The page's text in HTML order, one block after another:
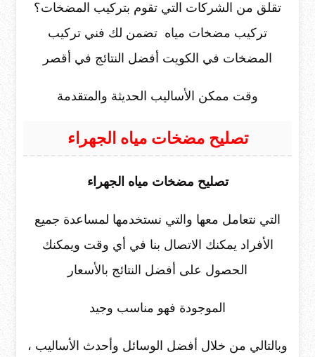
تقلق من الشركات التي تقوم بتركيب المضخات؟
تركيب مضخات مياه تضمن لك فني تركيب
المضخات في الكويت أفضل النتائج في أقصر
وقت ممكن الأساليب الحديثة والمتقدمة
تصليح مضخات مياه الجهراء
تصليح مضخات مياه الجهراء
التي نتعامل معها والتي نستخدمها لمساعدة جميع
الأفراد يمكنك الاتصال بنا في أي وقت ويمكنك
الحصول على أفضل النتائج بالأسعار
الموجودة فهو مناسب وجيد
وبالتالي من خلال أفضل الوسائل وأحدث الأساليب ،